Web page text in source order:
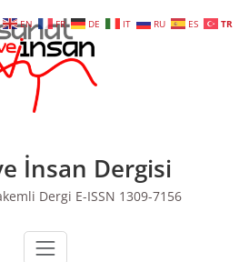
İnsan Dergisi
Dergi E-ISSN 1309-7156
EN FR DE IT RU ES TR